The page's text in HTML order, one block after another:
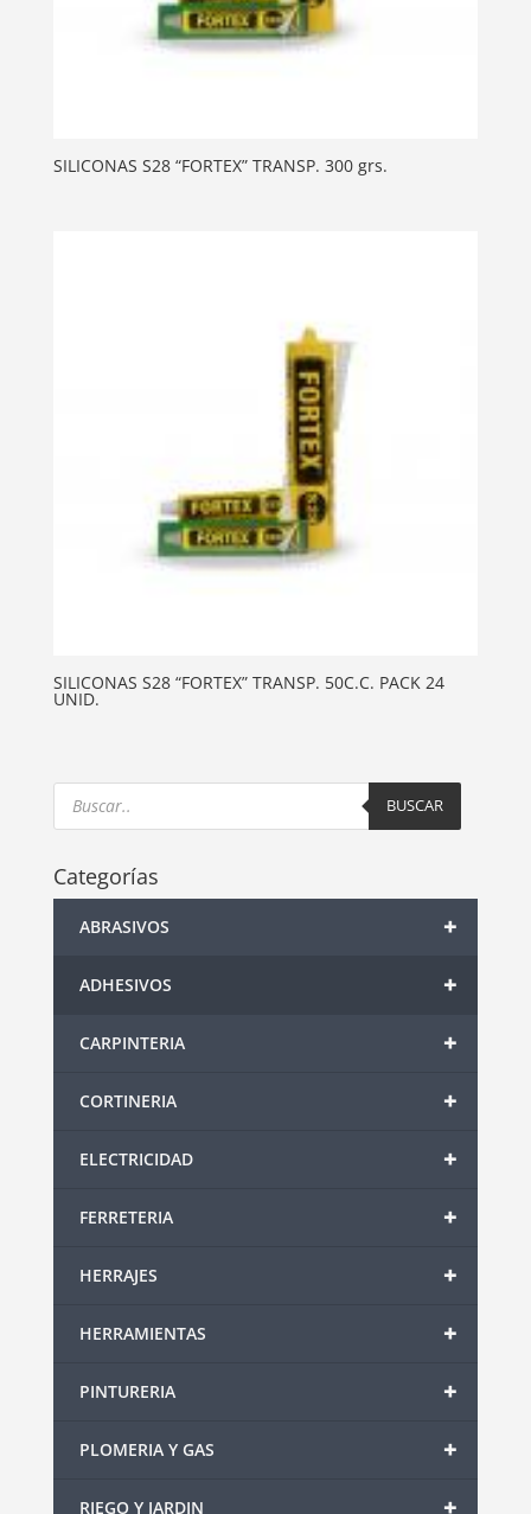
SILICONAS S28 “FORTEX” TRANSP. 300 grs.
SILICONAS S28 “FORTEX” TRANSP. 50C.C. PACK 24
UNID.
Products
search BUSCAR
Categorías
+
ABRASIVOS
+
ADHESIVOS
+
CARPINTERIA
+
CORTINERIA
+
ELECTRICIDAD
+
FERRETERIA
+
HERRAJES
+
HERRAMIENTAS
+
PINTURERIA
+
PLOMERIA Y GAS
+
RIEGO Y JARDIN